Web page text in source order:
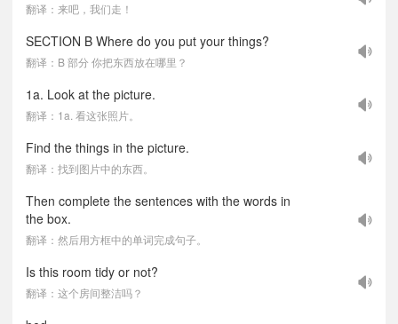
翻译：来吧，我们走！
SECTION B Where do you put your things?
翻译：B 部分 你把东西放在哪里？
1a. Look at the picture.
翻译：1a. 看这张照片。
Find the things in the picture.
翻译：找到图片中的东西。
Then complete the sentences with the words in
the box.
翻译：然后用方框中的单词完成句子。
Is this room tidy or not?
翻译：这个房间整洁吗？